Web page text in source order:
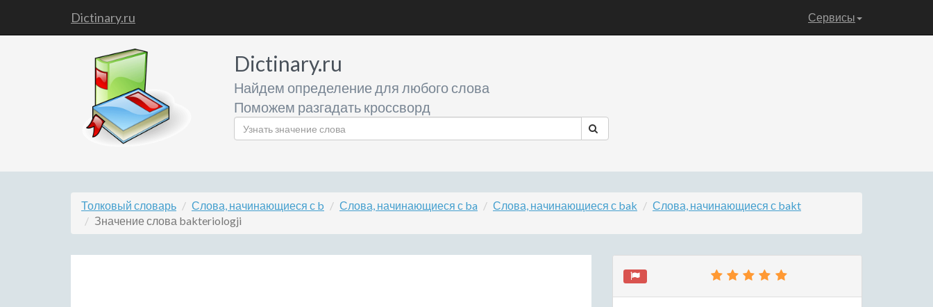
Dictinary.ru Сервисы
Dictinary.ru
Найдем определение для любого слова
Поможем разгадать кроссворд
Толковый словарь Слова, начинающиеся с b Слова, начинающиеся с ba Слова, начинающиеся с bak
Слова, начинающиеся с bakt
Значение слова bakteriologji